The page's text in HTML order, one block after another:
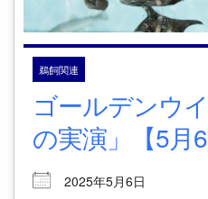
鵜飼関連
ゴールデンウ
の実演」【5月6
2025年5月6日